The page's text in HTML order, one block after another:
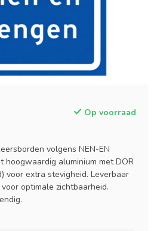
Op voorraad
volgens NEN-EN
hoogwaardig aluminium met DOR
voor extra stevigheid. Leverbaar
optimale zichtbaarheid.